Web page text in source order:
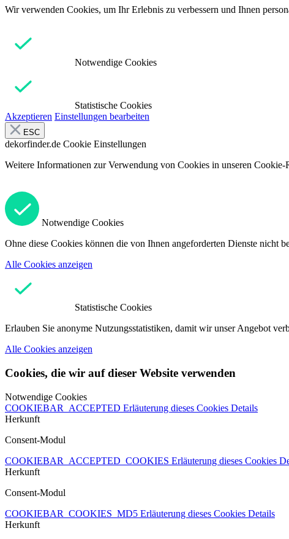
Wir verwenden Cookies, um Ihr Erlebnis zu verbessern und Ihnen
Notwendige Cookies
Statistische Cookies
Akzeptieren Einstellungen bearbeiten
ESC
dekorfinder.de Cookie Einstellungen
Weitere Informationen zur Verwendung von Cookies in unseren Cookie-
Notwendige Cookies
Ohne diese Cookies können die von Ihnen angeforderten Dienste nicht
Alle Cookies anzeigen
Statistische Cookies
Erlauben Sie anonyme Nutzungsstatistiken, damit wir unser Angebot
Alle Cookies anzeigen
Cookies, die wir auf dieser Website verwenden
Notwendige Cookies
COOKIEBAR_ACCEPTED Erläuterung dieses Cookies Details
Herkunft
Consent-Modul
COOKIEBAR_ACCEPTED_COOKIES Erläuterung dieses Cookies
Herkunft
Consent-Modul
COOKIEBAR_COOKIES_MD5 Erläuterung dieses Cookies Details
Herkunft